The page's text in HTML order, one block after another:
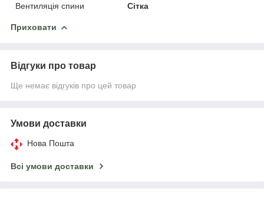
Вентиляція спини
Сітка
Приховати
Відгуки про товар
Ще немає відгуків про цей товар
Умови доставки
Нова Пошта
Всі умови доставки